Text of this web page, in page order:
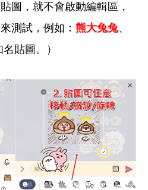
圖，就不會啟動編輯區，
來測試，例如： 熊大兔兔、
貼圖。）